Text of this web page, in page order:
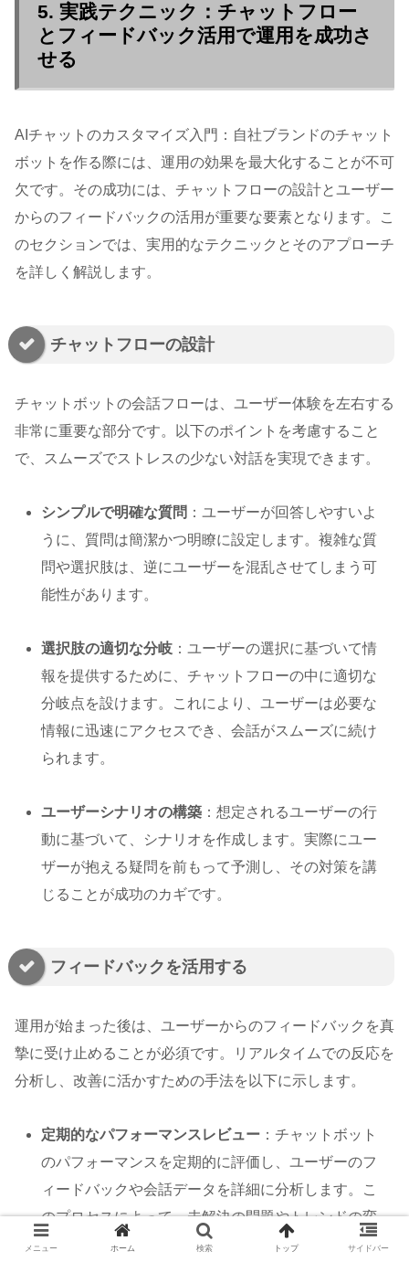
5. 実践テクニック：チャットフロー
とフィードバック活用で運用を成功さ
せる
AIチャットのカスタマイズ入門：自社ブランドのチャット
ボットを作る際には、運用の効果を最大化することが不可
欠です。その成功には、チャットフローの設計とユーザー
からのフィードバックの活用が重要な要素となります。こ
のセクションでは、実用的なテクニックとそのアプローチ
を詳しく解説します。
チャットフローの設計
チャットボットの会話フローは、ユーザー体験を左右する
非常に重要な部分です。以下のポイントを考慮すること
で、スムーズでストレスの少ない対話を実現できます。
シンプルで明確な質問 ：ユーザーが回答しやすいよ
うに、質問は簡潔かつ明瞭に設定します。複雑な質
問や選択肢は、逆にユーザーを混乱させてしまう可
能性があります。
選択肢の適切な分岐 ：ユーザーの選択に基づいて情
報を提供するために、チャットフローの中に適切な
分岐点を設けます。これにより、ユーザーは必要な
情報に迅速にアクセスでき、会話がスムーズに続け
られます。
ユーザーシナリオの構築 ：想定されるユーザーの行
動に基づいて、シナリオを作成します。実際にユー
ザーが抱える疑問を前もって予測し、その対策を講
じることが成功のカギです。
フィードバックを活用する
運用が始まった後は、ユーザーからのフィードバックを真
摯に受け止めることが必須です。リアルタイムでの反応を
分析し、改善に活かすための手法を以下に示します。
定期的なパフォーマンスレビュー ：チャットボット
のパフォーマンスを定期的に評価し、ユーザーのフ
ィードバックや会話データを詳細に分析します。こ
のプロセスによって、未解決の問題やトレンドの変
化に迅速に対応することが可能になります。
メニュー ホーム 検索 トップ サイドバー